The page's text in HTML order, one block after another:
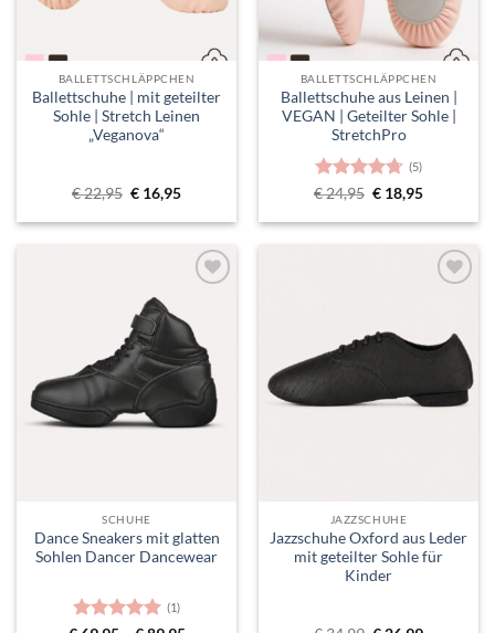
BALLETTSCHLÄPPCHEN
Ballettschuhe | mit geteilter
Sohle | Stretch Leinen
„Veganova“
€22,95 Ursprünglicher
Preis
war:
€ 16,95Aktueller
ist:
BALLETTSCHLÄPPCHEN
Ballettschuhe aus Leinen |
VEGAN | Geteilter Sohle |
StretchPro
Bewertet
von 5
(5)
€24,95 Ursprünglicher
Preis
war:
€ 18,95Aktueller
ist:
verlanglijst
SCHUHE
Dance Sneakers mit glatten
Sohlen Dancer Dancewear
(1)
verlanglijst
JAZZSCHUHE
Jazzschuhe Oxford aus Leder
mit geteilter Sohle für
Kinder